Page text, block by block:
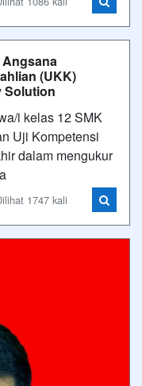
Angsana
(UKK)
Solution
i kelas 12 SMK
Uji Kompetensi
dalam mengukur
1747 kali